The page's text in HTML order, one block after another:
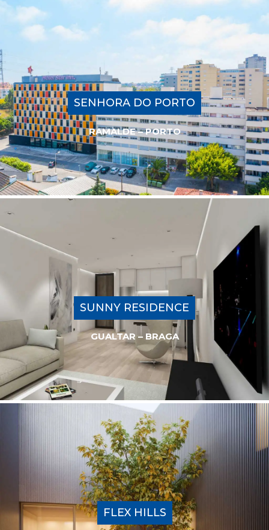
SENHORA DO PORTO
RAMALDE – PORTO
SUNNY RESIDENCE
GUALTAR – BRAGA
FLEX HILLS